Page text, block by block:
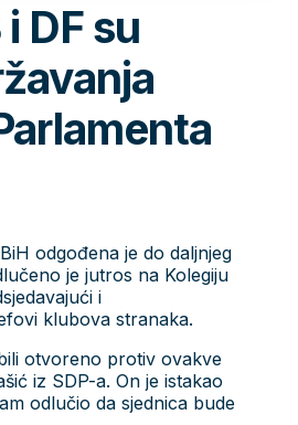
DF su
odgođena je do daljnjeg
je jutros na Kolegiju
i
klubova stranaka.
otvoreno protiv ovakve
iz SDP-a. On je istakao
odlučio da sjednica bude